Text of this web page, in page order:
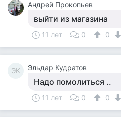
Андрей Прокопьев
выйти из магазина
11 лет 0 0
ЭК Эльдар Кудратов
Надо помолиться ..
11 лет 0 0